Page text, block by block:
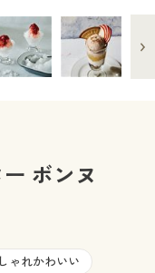
ボンヌ
ゃれかわいい